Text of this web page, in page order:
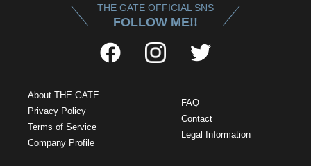
THE GATE OFFICIAL SNS
FOLLOW ME!!
About THE GATE
Privacy Policy
Terms of Service
Company Profile
FAQ
Contact
Legal Information